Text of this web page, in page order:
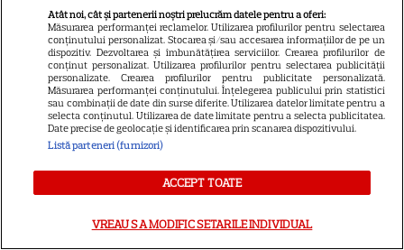
NETFLIX
Agentul Kim reactivat pe
Netflix: Serialul-fenomen care
a rupt topurile de audiență. Ce
Atât noi, cât și partenerii noștri prelucrăm datele pentru a oferi:
Măsurarea performanței reclamelor. Utilizarea profilurilor pentru selectarea
conținutului personalizat. Stocarea și/sau accesarea informațiilor de pe un
dispozitiv. Dezvoltarea și îmbunătățirea serviciilor. Crearea profilurilor de
conținut personalizat. Utilizarea profilurilor pentru selectarea publicității
personalizate. Crearea profilurilor pentru publicitate personalizată.
Măsurarea performanței conținutului. Înțelegerea publicului prin statistici
sau combinații de date din surse diferite. Utilizarea datelor limitate pentru a
selecta conținutul. Utilizarea de date limitate pentru a selecta publicitatea.
Date precise de geolocație și identificarea prin scanarea dispozitivului.
Listă parteneri (furnizori)
ACCEPT TOATE
VREAU SA MODIFIC SETARILE INDIVIDUAL